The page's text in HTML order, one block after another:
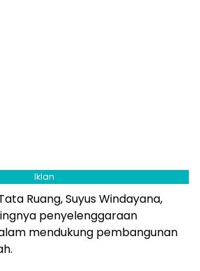
Iklan
Ruang, Suyus Windayana,
penyelenggaraan
mendukung pembangunan